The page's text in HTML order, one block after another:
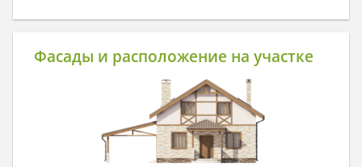
Фасады и расположение на участке